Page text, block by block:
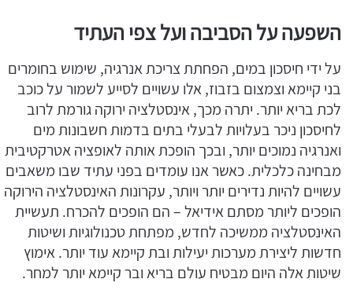
השפעה על הסביבה ועל צפי העתיד
על ידי חיסכון במים, הפחתת צריכת אנרגיה, שימוש בחומרים
בני קיימא וצמצום בזבוז, אלו עשויים לסייע לשמור על כוכב
לכת בריא יותר. יתרה מכך, אינסטלציה ירוקה גורמת לרוב
לחיסכון ניכר בעלויות לבעלי בתים בדמות חשבונות מים
ואנרגיה נמוכים יותר, ובכך הופכת אותה לאופציה אטרקטיבית
מבחינה כלכלית. כאשר אנו עומדים בפני עתיד שבו משאבים
עשויים להיות נדירים יותר ויותר, עקרונות האינסטלציה הירוקה
הופכים ליותר מסתם אידיאל – הם הופכים להכרח. תעשיית
האינסטלציה ממשיכה לחדש, מפתחת טכנולוגיות ושיטות
חדשות ליצירת מערכות יעילות ובת קיימא עוד יותר. אימוץ
שיטות אלה היום מבטיח עולם בריא ובר קיימא יותר למחר.